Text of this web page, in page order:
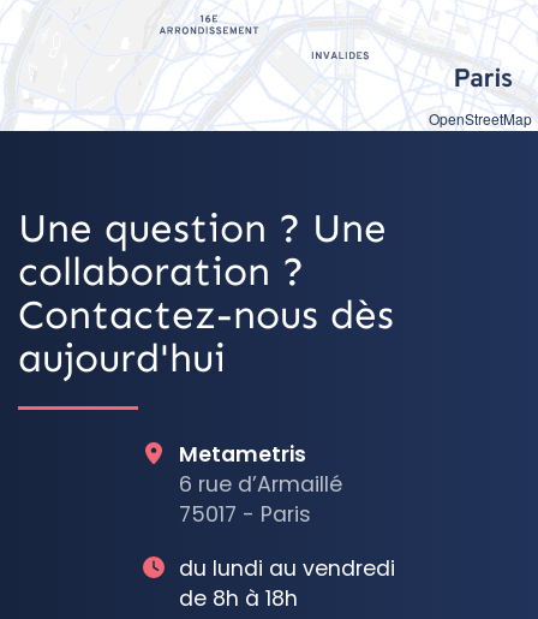
OpenStreetMap
Une question ? Une
collaboration ?
Contactez-nous dès
aujourd'hui
Metametris
6 rue d’Armaillé
75017 - Paris
du lundi au vendredi
de 8h à 18h